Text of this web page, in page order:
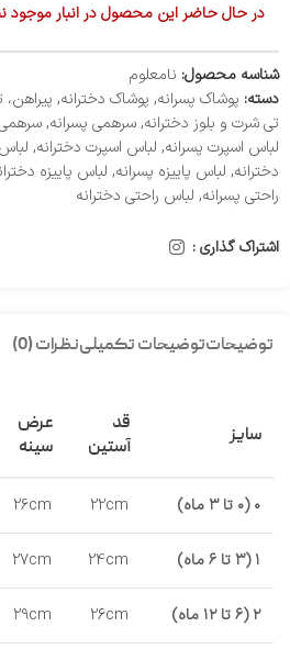
در حال حاضر این محصول در انبار
شناسه محصول: نامعلوم
دسته: پوشاک پسرانه, پوشاک دخترانه,
تی شرت و بلوز دخترانه,سرهمی پسرانه,سرهمی
لباس اسپرت پسرانه, لباس اسپرت دخترانه,
دخترانه, لباس پاییزه پسرانه, لباس پاییزه
راحتی پسرانه, لباس راحتی دخترانه
اشتراک گذاری :
توضیحاتتوضیحات تکمیلینظرات (0)
سایز
قد
آستین
عرض
سینه
۰ (۰ تا ۳ ماه) 22cm
26cm
۱ (۳ تا ۶ ماه) 24cm
27cm
۲ (۶ تا ۱۲ ماه) 26cm
29cm